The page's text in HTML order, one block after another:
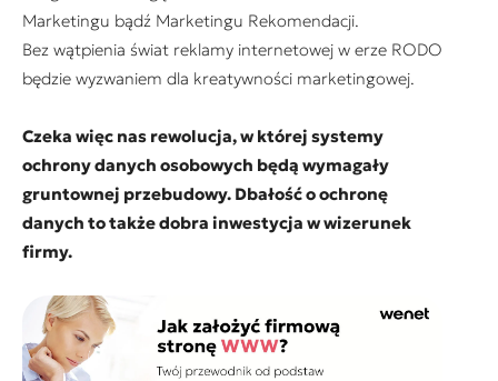
Marketingu bądź Marketingu Rekomendacji.
Bez wątpienia świat reklamy internetowej w erze RODO
będzie wyzwaniem dla kreatywności marketingowej.
Czeka więc nas rewolucja, w której systemy
ochrony danych osobowych będą wymagały
gruntownej przebudowy. Dbałość o ochronę
danych to także dobra inwestycja w wizerunek
firmy.